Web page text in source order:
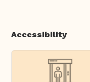
Accessibility